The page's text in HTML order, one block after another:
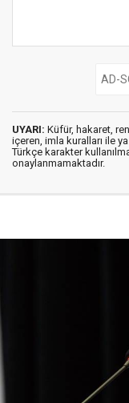
UYARI: Küfür, hakaret,
içeren, imla kuralları ile
Türkçe karakter
onaylanmamaktadır.